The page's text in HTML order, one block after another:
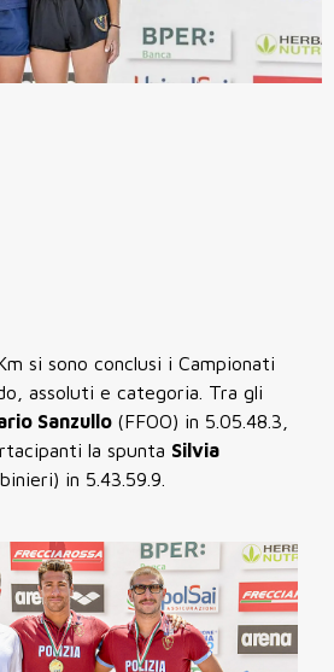
si sono conclusi i Campionati
assoluti e categoria. Tra gli
Sanzullo (FFOO) in 5.05.48.3,
la spunta Silvia
in 5.43.59.9.